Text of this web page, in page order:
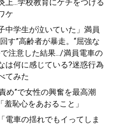
上...学校教育にケチをつける
ケ
中学生が泣いていた」満員
す”高齢者が暴走。“屈強な
注意した結果.../満員電車の
は何に感じている?迷惑行為
てみた
め”で女性の興奮を最高潮
羞恥心をあおること」
電車の揺れでもイってしま